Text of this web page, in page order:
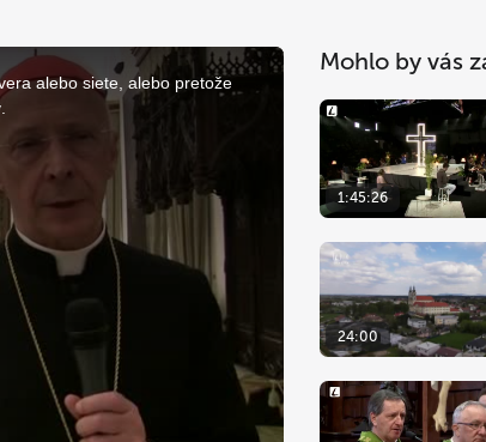
alebo siete, alebo pretože
Mohlo by vás
1:45:26
24:00